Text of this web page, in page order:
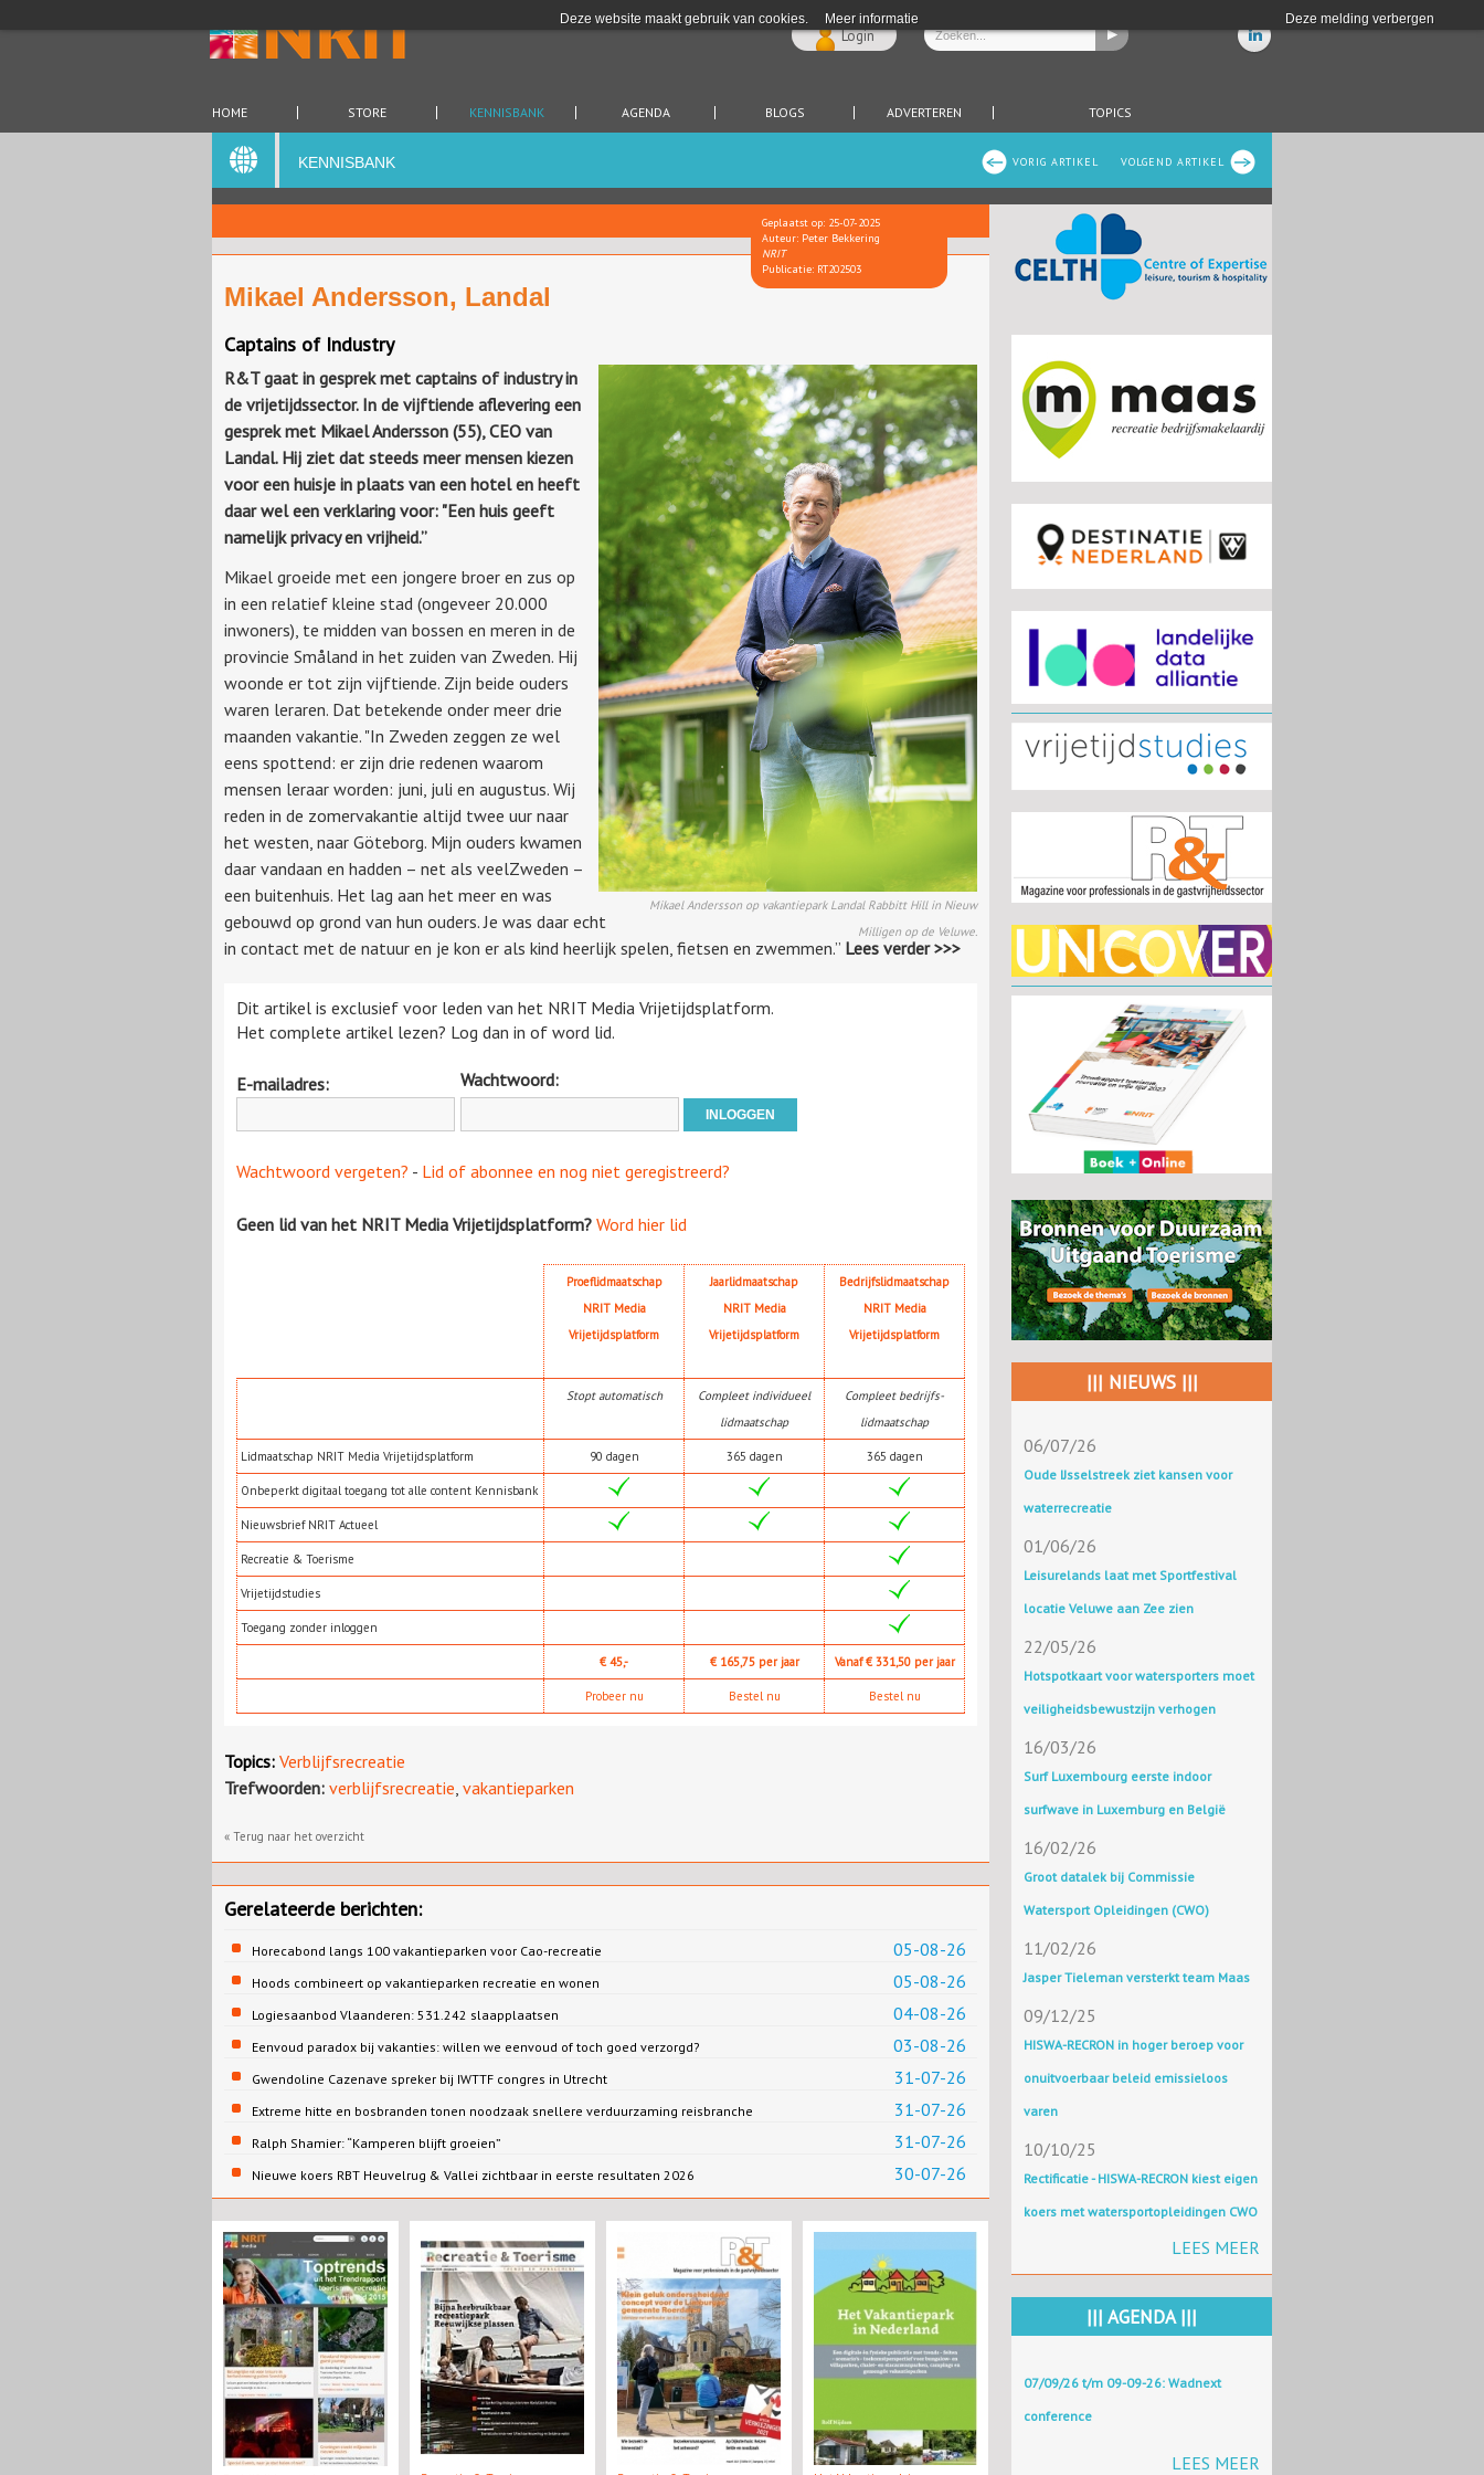
Deze website maakt gebruik van cookies. Meer informatie Deze melding verbergen
Login
HOME STORE KENNISBANK AGENDA BLOGS ADVERTEREN TOPICS
VOLGEND ARTIKEL
VORIG ARTIKEL
KENNISBANK
Geplaatst op: 25-07-2025
Auteur: Peter Bekkering
NRIT
Publicatie: RT202503
Mikael Andersson, Landal
Captains of Industry
Mikael Andersson op vakantiepark Landal Rabbitt Hill in Nieuw
Milligen op de Veluwe.
R&T gaat in gesprek met captains of industry in
de vrijetijdssector. In de vijftiende aflevering een
gesprek met Mikael Andersson (55), CEO van
Landal. Hij ziet dat steeds meer mensen kiezen
voor een huisje in plaats van een hotel en heeft
daar wel een verklaring voor: "Een huis geeft
namelijk privacy en vrijheid.”
Mikael groeide met een jongere broer en zus op
in een relatief kleine stad (ongeveer 20.000
inwoners), te midden van bossen en meren in de
provincie Småland in het zuiden van Zweden. Hij
woonde er tot zijn vijftiende. Zijn beide ouders
waren leraren. Dat betekende onder meer drie
maanden vakantie. "In Zweden zeggen ze wel
eens spottend: er zijn drie redenen waarom
mensen leraar worden: juni, juli en augustus. Wij
reden in de zomervakantie altijd twee uur naar
het westen, naar Göteborg. Mijn ouders kwamen
daar vandaan en hadden – net als veelZweden –
een buitenhuis. Het lag aan het meer en was
gebouwd op grond van hun ouders. Je was daar echt
in contact met de natuur en je kon er als kind heerlijk spelen, fietsen en zwemmen.” Lees verder >>>
Dit artikel is exclusief voor leden van het NRIT Media Vrijetijdsplatform.
Het complete artikel lezen? Log dan in of word lid.
E-mailadres: Wachtwoord:
Wachtwoord vergeten? - Lid of abonnee en nog niet geregistreerd?
Geen lid van het NRIT Media Vrijetijdsplatform? Word hier lid
Proeflidmaatschap
NRIT Media
Vrijetijdsplatform
Jaarlidmaatschap
NRIT Media
Vrijetijdsplatform
Bedrijfslidmaatschap
NRIT Media
Vrijetijdsplatform
Stopt automatisch
Compleet individueel
lidmaatschap
Compleet bedrijfs-
lidmaatschap
Lidmaatschap NRIT Media Vrijetijdsplatform 90 dagen 365 dagen 365 dagen
Onbeperkt digitaal toegang tot alle content Kennisbank
Nieuwsbrief NRIT Actueel
Recreatie & Toerisme
Vrijetijdstudies
Toegang zonder inloggen
€ 45,- € 165,75 per jaar Vanaf € 331,50 per jaar
Probeer nu Bestel nu Bestel nu
Topics: Verblijfsrecreatie
Trefwoorden: verblijfsrecreatie vakantieparken
« Terug naar het overzicht
Gerelateerde berichten:
05-08-26
Horecabond langs 100 vakantieparken voor Cao-recreatie
05-08-26
Hoods combineert op vakantieparken recreatie en wonen
04-08-26
Logiesaanbod Vlaanderen: 531.242 slaapplaatsen
03-08-26
Eenvoud paradox bij vakanties: willen we eenvoud of toch goed verzorgd?
31-07-26
Gwendoline Cazenave spreker bij IWTTF congres in Utrecht
31-07-26
Extreme hitte en bosbranden tonen noodzaak snellere verduurzaming reisbranche
31-07-26
Ralph Shamier: “Kamperen blijft groeien”
30-07-26
Nieuwe koers RBT Heuvelrug & Vallei zichtbaar in eerste resultaten 2026
||| NIEUWS |||
06/07/26
Oude IJsselstreek ziet kansen voor
waterrecreatie
01/06/26
Leisurelands laat met Sportfestival
locatie Veluwe aan Zee zien
22/05/26
Hotspotkaart voor watersporters moet
veiligheidsbewustzijn verhogen
16/03/26
Surf Luxembourg eerste indoor
surfwave in Luxemburg en België
16/02/26
Groot datalek bij Commissie
Watersport Opleidingen (CWO)
11/02/26
Jasper Tieleman versterkt team Maas
09/12/25
HISWA-RECRON in hoger beroep voor
onuitvoerbaar beleid emissieloos
varen
10/10/25
Rectificatie - HISWA-RECRON kiest eigen
koers met watersportopleidingen CWO
LEES MEER
||| AGENDA |||
07/09/26 t/m 09-09-26: Wadnext
conference
LEES MEER